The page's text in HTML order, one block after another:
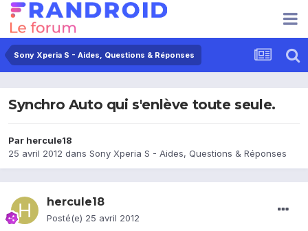
Sony Xperia S - Aides, Questions & Réponses
Synchro Auto qui s'enlève toute seule.
Par hercule18
25 avril 2012 dans Sony Xperia S - Aides, Questions & Réponses
hercule18
Posté(e) 25 avril 2012